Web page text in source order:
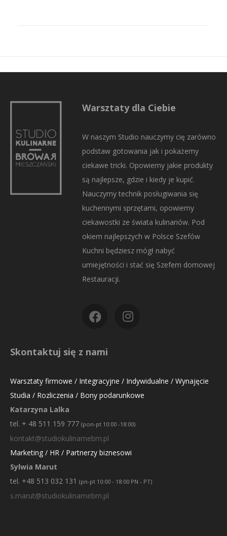
Warsztaty dla Ciebie
W naszym Studio nauczymy cię zarówno
podstaw gotowania jak i pokażemy
ciekawe tricki. Opowiemy jakie produkty
są najlepsze, gdzie i kiedy je kupić.
Nauczymy technik posługiwania się
kuchennymi sprzętami, opowiemy
ciekawostki ze świata kulinariów. Pod
okiem najlepszych w Polsce Szefów
Kuchni będziesz mógł nabyć
umiejętności i stać się Szefem domowej
Restauracji.
Skontaktuj się z nami
Warsztaty firmowe / Integracyjne / Indywidualne / Wynajęcie
Studia / Rozliczenia / Bony podarunkowe
Katarzyna Lalka
tel. + 48 511 159 777 (pon-pt 10:00 -18:00)
kontakt@studiokulinarnebm.pl
Marketing / HR / Partnerzy biznesowi
Sylwia Marut
tel. +48 513 032 131 (pn-pt 10:00 - 18:00 PN - PT)
s.marut@studiokulinarnebm.pl